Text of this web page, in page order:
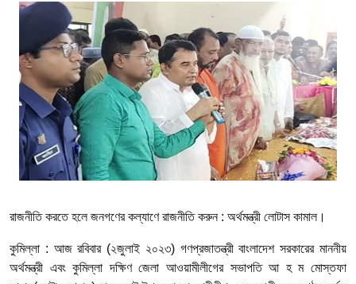
রাজনীতি করতে হলে জনগণের কল্যাণে রাজনীতি করুন : অর্থমন্ত্রী লোটাস কামাল।
কুমিল্লা : আজ রবিবার (২জুলাই ২০২৩) গণপ্রজাতন্ত্রী বাংলাদেশ সরকারের মাননীয়
অর্থমন্ত্রী এবং কুমিল্লা দক্ষিণ জেলা আওয়ামীলীগের সভাপতি আ হ ম মোস্তফা